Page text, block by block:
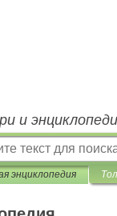
и
энциклопедия